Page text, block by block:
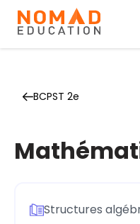
BCPST 2e
Structures